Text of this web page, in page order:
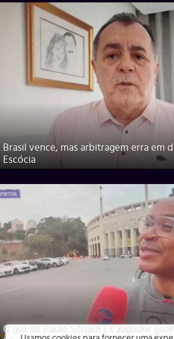
Brasil vence, mas arbitragem erra em
Escócia
O gol do Paulo Sérgio! Ex-jogador